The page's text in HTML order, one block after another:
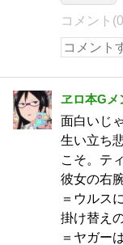
コメント
ヱロ本Gメ
面白いじ
生い立ち
こそ。テ
彼女の右
＝ウルス
掛け替え
＝ヤガー